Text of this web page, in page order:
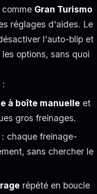
Gran Turismo
réglages d'aides. Le
l'auto-blip et
options, sans quoi
à boîte manuelle et
gros freinages.
chaque freinage-
sans chercher le
répété en boucle